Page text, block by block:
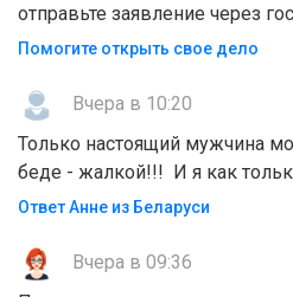
отправьте заявление через
Помогите открыть свое дело
Вчера в 10:20
Только настоящий мужчина
беде - жалкой!!! И я как
Ответ Анне из Беларуси
Вчера в 09:36